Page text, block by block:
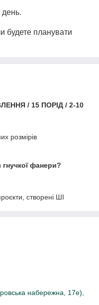
день.
будете планувати
/ 15 ПОРІД / 2-10
розмірів
фанери?
створені ШІ
набережна, 17е),